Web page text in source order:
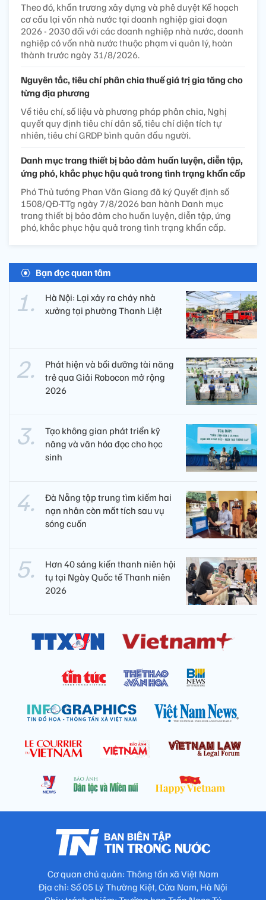
Theo đó, khẩn trương xây dựng và phê duyệt Kế hoạch
cơ cấu lại vốn nhà nước tại doanh nghiệp giai đoạn
2026 - 2030 đối với các doanh nghiệp nhà nước, doanh
nghiệp có vốn nhà nước thuộc phạm vi quản lý, hoàn
thành trước ngày 31/8/2026.
Nguyên tắc, tiêu chí phân chia thuế giá trị gia tăng cho
từng địa phương
Về tiêu chí, số liệu và phương pháp phân chia, Nghị
quyết quy định tiêu chí dân số, tiêu chí diện tích tự
nhiên, tiêu chí GRDP bình quân đầu người.
Danh mục trang thiết bị bảo đảm huấn luyện, diễn tập,
ứng phó, khắc phục hậu quả trong tình trạng khẩn cấp
Phó Thủ tướng Phan Văn Giang đã ký Quyết định số
1508/QĐ-TTg ngày 7/8/2026 ban hành Danh mục
trang thiết bị bảo đảm cho huấn luyện, diễn tập, ứng
phó, khắc phục hậu quả trong tình trạng khẩn cấp.
Bạn đọc quan tâm
Hà Nội: Lại xảy ra cháy nhà
xưởng tại phường Thanh Liệt
Phát hiện và bồi dưỡng tài năng
trẻ qua Giải Robocon mở rộng
2026
Tạo không gian phát triển kỹ
năng và văn hóa đọc cho học
sinh
Đà Nẵng tập trung tìm kiếm hai
nạn nhân còn mất tích sau vụ
sóng cuốn
Hơn 40 sáng kiến thanh niên hội
tụ tại Ngày Quốc tế Thanh niên
2026
Cơ quan chủ quản: Thông tấn xã Việt Nam
Địa chỉ: Số 05 Lý Thường Kiệt, Cửa Nam, Hà Nội